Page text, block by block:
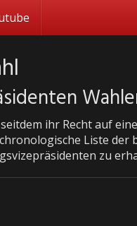
ihr Recht auf
Liste
zu